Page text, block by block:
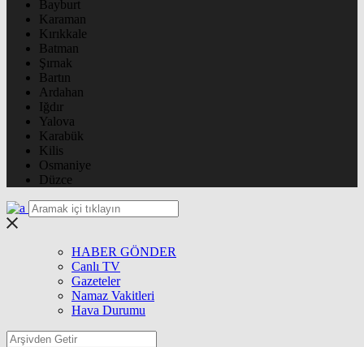
Bayburt
Karaman
Kırıkkale
Batman
Şırnak
Bartın
Ardahan
Iğdır
Yalova
Karabük
Kilis
Osmaniye
Düzce
HABER GÖNDER
Canlı TV
Gazeteler
Namaz Vakitleri
Hava Durumu